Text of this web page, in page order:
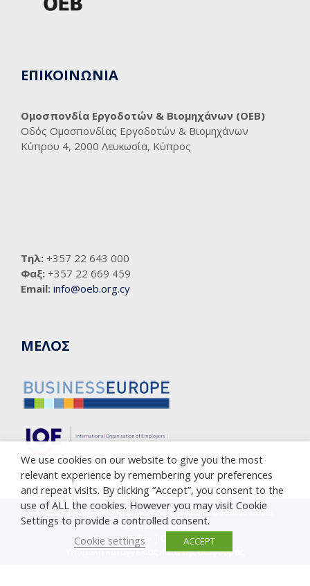
ΕΠΙΚΟΙΝΩΝΙΑ
Ομοσπονδία Εργοδοτών & Βιομηχάνων (ΟΕΒ)
Οδός Ομοσπονδίας Εργοδοτών & Βιομηχάνων
Κύπρου 4, 2000 Λευκωσία, Κύπρος
Τηλ: +357 22 643 000
Φαξ: +357 22 669 459
Email: info@oeb.org.cy
ΜΕΛΟΣ
Copyright © 2005-2023 Cyprus Employers & Industrialists
Federation (OEB)
Privacy Policy
Cookie Policy
Υποβολή καταγγελίας κατά της διαφθοράς
We use cookies on our website to give you the most
relevant experience by remembering your preferences
and repeat visits. By clicking “Accept”, you consent to the
use of ALL the cookies. However you may visit Cookie
Settings to provide a controlled consent.
Cookie settings
ACCEPT